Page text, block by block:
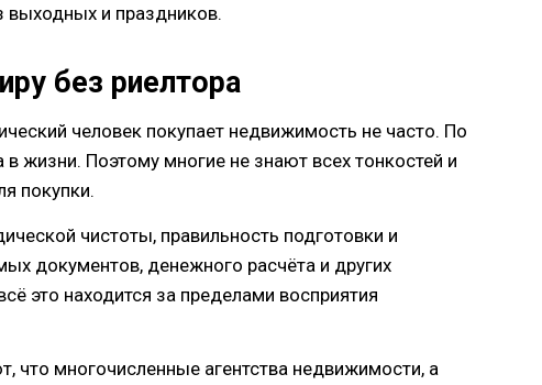
выходных и праздников.
без риелтора
человек покупает недвижимость не часто. По
в жизни. Поэтому многие не знают всех тонкостей и
покупки.
чистоты, правильность подготовки и
документов, денежного расчёта и других
это находится за пределами восприятия
что многочисленные агентства недвижимости, а